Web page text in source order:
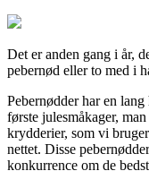
Det er anden gang i år,
pebernød eller to med i
Pebernødder har en
første julesmåkager,
krydderier, som vi
nettet. Disse
konkurrence om de